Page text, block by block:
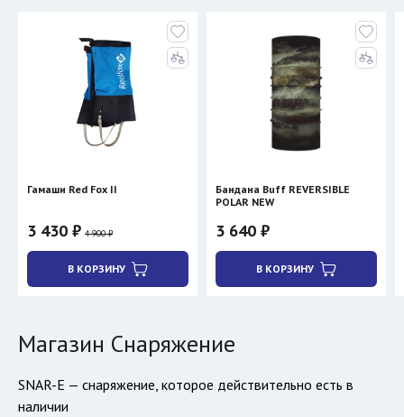
Гамаши Red Fox II
3 430 ₽ 4 900 ₽
В КОРЗИНУ
Бандана Buff REVERSIBLE
POLAR NEW
3 640 ₽
В КОРЗИНУ
Магазин Снаряжение
SNAR-E — снаряжение, которое действительно есть в
наличии